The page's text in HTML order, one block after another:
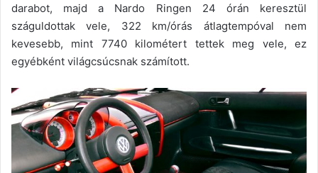
darabot, majd a Nardo Ringen 24 órán keresztül
száguldottak vele, 322 km/órás átlagtempóval nem
kevesebb, mint 7740 kilométert tettek meg vele, ez
egyébként világcsúcsnak számított.